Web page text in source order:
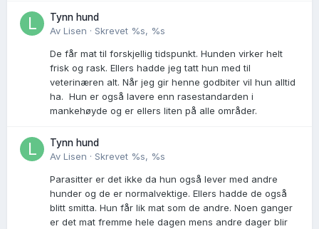
Tynn hund
Av Lisen · Skrevet %s, %s
De får mat til forskjellig tidspunkt. Hunden virker helt
frisk og rask. Ellers hadde jeg tatt hun med til
veterinæren alt. Når jeg gir henne godbiter vil hun alltid
ha. Hun er også lavere enn rasestandarden i
mankehøyde og er ellers liten på alle områder.
Tynn hund
Av Lisen · Skrevet %s, %s
Parasitter er det ikke da hun også lever med andre
hunder og de er normalvektige. Ellers hadde de også
blitt smitta. Hun får lik mat som de andre. Noen ganger
er det mat fremme hele dagen mens andre dager blir